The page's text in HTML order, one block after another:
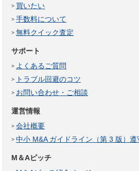
買いたい
手数料について
無料クイック査定
サポート
よくあるご質問
トラブル回避のコツ
お問い合わせ・ご相談
運営情報
会社概要
中小 M&A ガイドライン（第 3 版）
M＆Aピッチ